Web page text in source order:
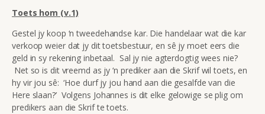
Toets hom (v.1)
Gestel jy koop ‘n tweedehandse kar. Die handelaar wat die kar
verkoop weier dat jy dit toetsbestuur, en sê jy moet eers die
geld in sy rekening inbetaal. Sal jy nie agterdogtig wees nie?
Net so is dit vreemd as jy ‘n prediker aan die Skrif wil toets, en
hy vir jou sê: ‘Hoe durf jy jou hand aan die gesalfde van die
Here slaan?’ Volgens Johannes is dit elke gelowige se plig om
predikers aan die Skrif te toets.